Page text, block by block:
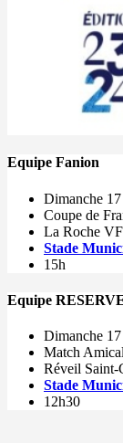
Equipe Fanion
Dimanche
Coupe de
La Roche VF
Stade
15h
Equipe
Dimanche
Match Amical
Réveil Saint-
Stade
12h30